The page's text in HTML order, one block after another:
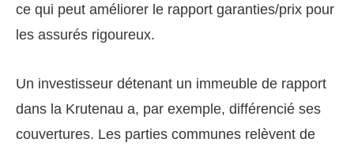
ce qui peut améliorer le rapport garanties/prix pour
les assurés rigoureux.
Un investisseur détenant un immeuble de rapport
dans la Krutenau a, par exemple, différencié ses
couvertures. Les parties communes relèvent de